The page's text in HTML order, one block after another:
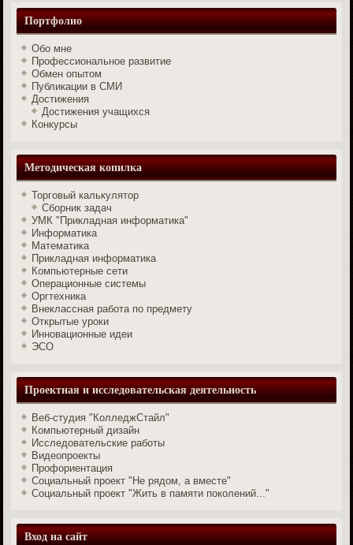
Портфолио
Обо мне
Профессиональное развитие
Обмен опытом
Публикации в СМИ
Достижения
Достижения учащихся
Конкурсы
Методическая копилка
Торговый калькулятор
Сборник задач
УМК "Прикладная информатика"
Информатика
Математика
Прикладная информатика
Компьютерные сети
Операционные системы
Оргтехника
Внеклассная работа по предмету
Открытые уроки
Инновационные идеи
ЭСО
Проектная и исследовательская деятельность
Веб-студия "КолледжСтайл"
Компьютерный дизайн
Исследовательские работы
Видеопроекты
Профориентация
Социальный проект "Не рядом, а вместе"
Социальный проект "Жить в памяти поколений..."
Вход на сайт